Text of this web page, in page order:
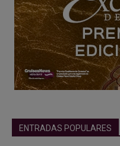
ENTRADAS POPULARES